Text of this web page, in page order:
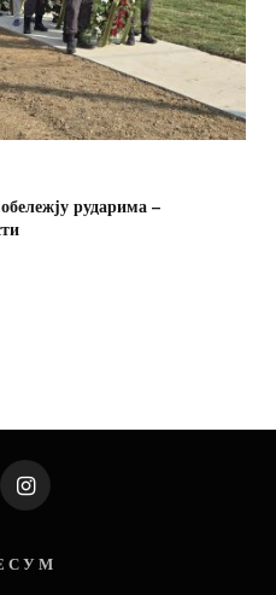
рударима –
Instagram
С У М